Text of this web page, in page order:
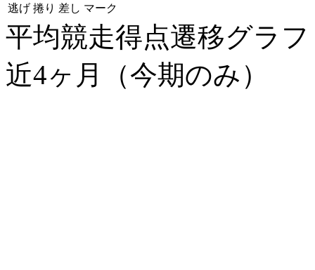
逃げ 捲り 差し マーク
平均競走得点遷移グラ
近4ヶ月（今期のみ）